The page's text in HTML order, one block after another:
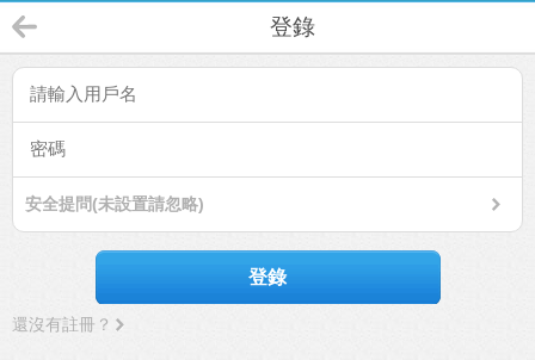
登錄
安全提問(未設置請忽略)
登錄
還沒有註冊？